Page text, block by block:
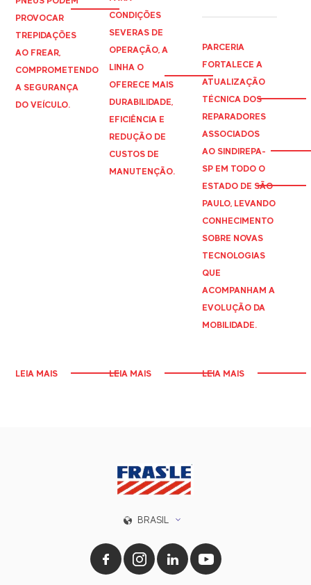
PROVOCAR
TREPIDAÇÕES
AO FREAR,
COMPROMETENDO
A SEGURANÇA
DO VEÍCULO.
LEIA MAIS
CONDIÇÕES
SEVERAS DE
OPERAÇÃO, A
LINHA O
OFERECE MAIS
DURABILIDADE,
EFICIÊNCIA E
REDUÇÃO DE
CUSTOS DE
MANUTENÇÃO.
LEIA MAIS
PARCERIA
FORTALECE A
ATUALIZAÇÃO
TÉCNICA DOS
REPARADORES
ASSOCIADOS
AO SINDIREPA-
SP EM TODO O
ESTADO DE SÃO
PAULO, LEVANDO
CONHECIMENTO
SOBRE NOVAS
TECNOLOGIAS
QUE
ACOMPANHAM A
EVOLUÇÃO DA
MOBILIDADE.
LEIA MAIS
BRASIL